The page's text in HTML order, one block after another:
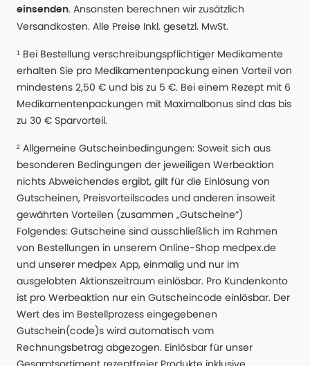
einsenden. Ansonsten berechnen wir zusätzlich
Versandkosten. Alle Preise Inkl. gesetzl. MwSt.
¹ Bei Bestellung verschreibungspflichtiger Medikamente
erhalten Sie pro Medikamentenpackung einen Vorteil von
mindestens 2,50 € und bis zu 5 €. Bei einem Rezept mit 6
Medikamentenpackungen mit Maximalbonus sind das bis
zu 30 € Sparvorteil.
² Allgemeine Gutscheinbedingungen: Soweit sich aus
besonderen Bedingungen der jeweiligen Werbeaktion
nichts Abweichendes ergibt, gilt für die Einlösung von
Gutscheinen, Preisvorteilscodes und anderen insoweit
gewährten Vorteilen (zusammen „Gutscheine“)
Folgendes: Gutscheine sind ausschließlich im Rahmen
von Bestellungen in unserem Online-Shop medpex.de
und unserer medpex App, einmalig und nur im
ausgelobten Aktionszeitraum einlösbar. Pro Kundenkonto
ist pro Werbeaktion nur ein Gutscheincode einlösbar. Der
Wert des im Bestellprozess eingegebenen
Gutschein(code)s wird automatisch vom
Rechnungsbetrag abgezogen. Einlösbar für unser